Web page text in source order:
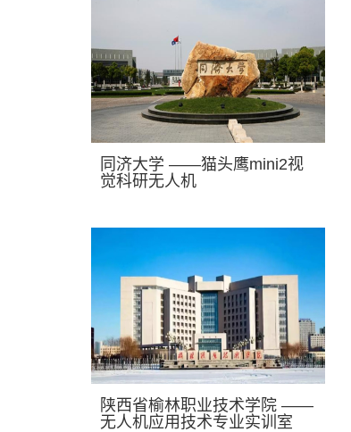
同济大学 ——猫头鹰mini2视
觉科研无人机
陕西省榆林职业技术学院 ——
无人机应用技术专业实训室